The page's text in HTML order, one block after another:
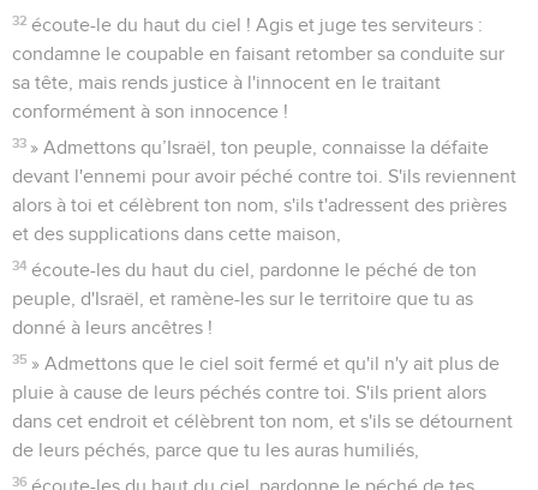
32 écoute-le du haut du ciel ! Agis et juge tes serviteurs :
condamne le coupable en faisant retomber sa conduite sur
sa tête, mais rends justice à l'innocent en le traitant
conformément à son innocence !
33 » Admettons qu’Israël, ton peuple, connaisse la défaite
devant l'ennemi pour avoir péché contre toi. S'ils reviennent
alors à toi et célèbrent ton nom, s'ils t'adressent des prières
et des supplications dans cette maison,
34 écoute-les du haut du ciel, pardonne le péché de ton
peuple, d'Israël, et ramène-les sur le territoire que tu as
donné à leurs ancêtres !
35 » Admettons que le ciel soit fermé et qu'il n'y ait plus de
pluie à cause de leurs péchés contre toi. S'ils prient alors
dans cet endroit et célèbrent ton nom, et s'ils se détournent
de leurs péchés, parce que tu les auras humiliés,
36 écoute-les du haut du ciel, pardonne le péché de tes